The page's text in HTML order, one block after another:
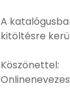
A
kitöltésre
Köszönettel: